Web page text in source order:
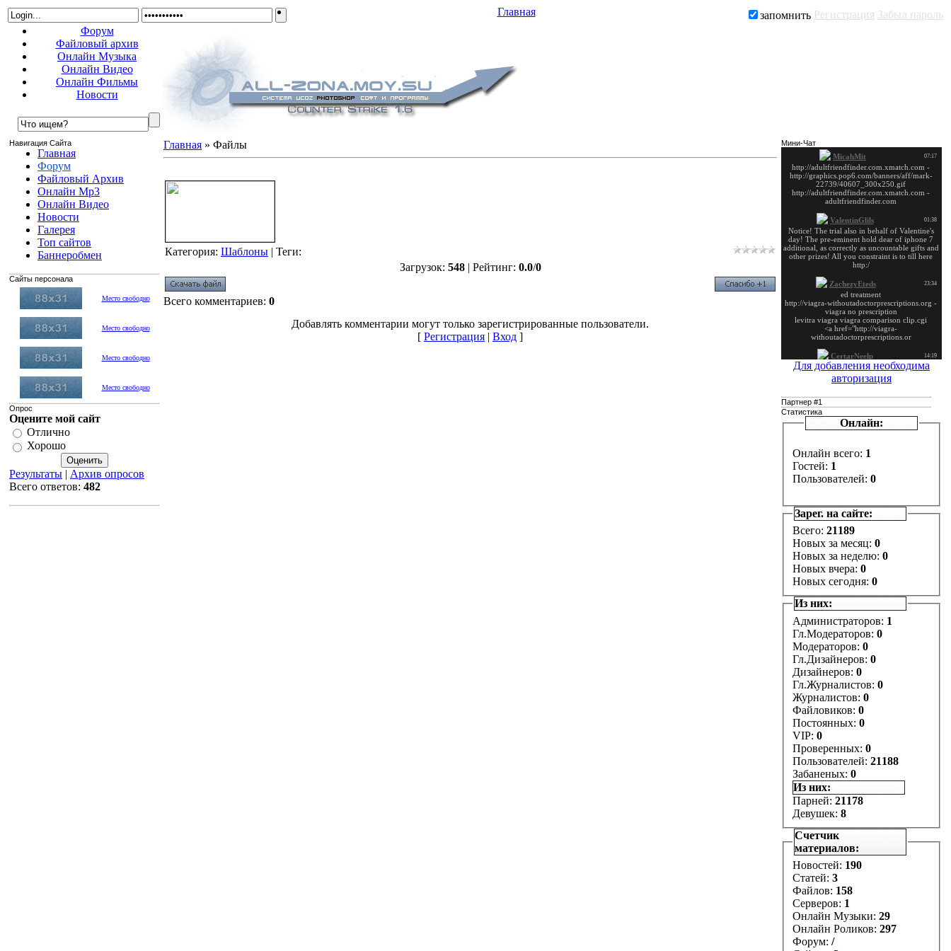
запомнить Регистрация Забыл пароль
Главная
Форум
Файловый архив
Онлайн Музыка
Онлайн Видео
Онлайн Фильмы
Новости
Навигация Сайта
Главная
Форум
Файловый Архив
Онлайн Mp3
Онлайн Видео
Новости
Галерея
Топ сайтов
Баннеробмен
Сайты персонала
Место свободно
Место свободно
Место свободно
Место свободно
Опрос
Оцените мой сайт
Отлично
Хорошо
Результаты | Архив опросов
Всего ответов: 482
Главная » Файлы
Категория: Шаблоны | Теги:
Загрузок: 548| Рейтинг: 0.0/0
Всего комментариев: 0
Добавлять комментарии могут только зарегистрированные пользователи.
[ Регистрация | Вход ]
Мини-Чат
Для добавления необходима
авторизация
Партнер #1
Статистика
Онлайн:
Онлайн всего: 1
Гостей: 1
Пользователей: 0
Зарег. на сайте:
Всего: 21189
Новых за месяц: 0
Новых за неделю: 0
Новых вчера: 0
Новых сегодня: 0
Из них:
Администраторов: 1
Гл.Модераторов: 0
Модераторов: 0
Гл.Дизайнеров: 0
Дизайнеров: 0
Гл.Журналистов: 0
Журналистов: 0
Файловиков: 0
Постоянных: 0
VIP: 0
Проверенных: 0
Пользователей: 21188
Забаненых: 0
Из них:
Парней: 21178
Девушек: 8
Счетчик
материалов:
Новостей: 190
Статей: 3
Файлов: 158
Серверов: 1
Онлайн Музыки: 29
Онлайн Роликов: 297
Форум: /